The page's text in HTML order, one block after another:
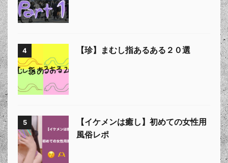
4 【珍】まむし指あるある２０選
5
【イケメンは癒し】初めての女性用
風俗レポ